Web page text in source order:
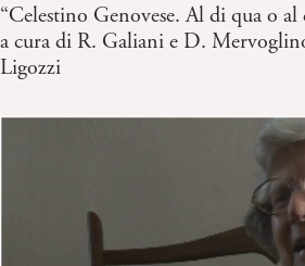
“Celestino Genovese. Al di qua o al
a cura di R. Galiani e D.
Ligozzi